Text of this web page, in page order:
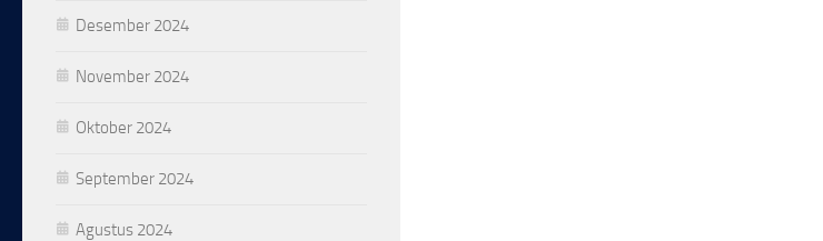
Desember 2024
November 2024
Oktober 2024
September 2024
Agustus 2024